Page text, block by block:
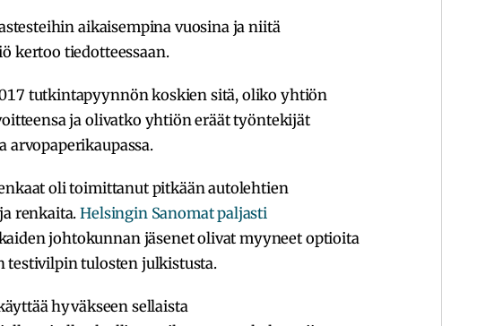
aikaisempina vuosina ja niitä
kertoo tiedotteessaan.
tutkintapyynnön koskien sitä, oliko yhtiön
ja olivatko yhtiön eräät työntekijät
arvopaperikaupassa.
oli toimittanut pitkään autolehtien
renkaita.Helsingin Sanomat paljasti
johtokunnan jäsenet olivat myyneet optioita
testivilpin tulosten julkistusta.
hyväkseen sellaista